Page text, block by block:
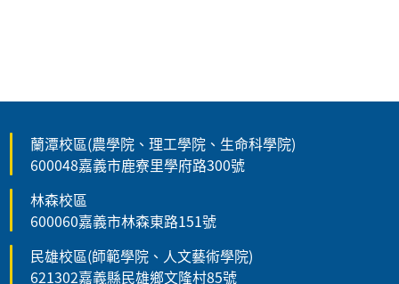
蘭潭校區(農學院、理工學院、生命科學院)
600048嘉義市鹿寮里學府路300號
林森校區
600060嘉義市林森東路151號
民雄校區(師範學院、人文藝術學院)
621302嘉義縣民雄鄉文隆村85號